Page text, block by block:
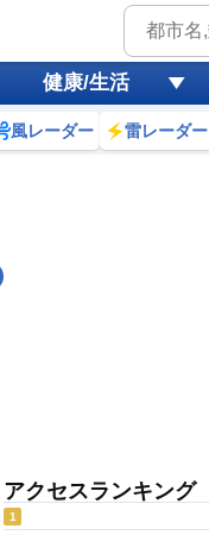
健康/生活
風レーダー 雷レーダー
アクセスランキング
1